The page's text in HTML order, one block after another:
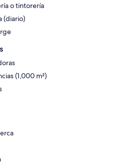
o tintorería
(diario)
(1,000 m²)